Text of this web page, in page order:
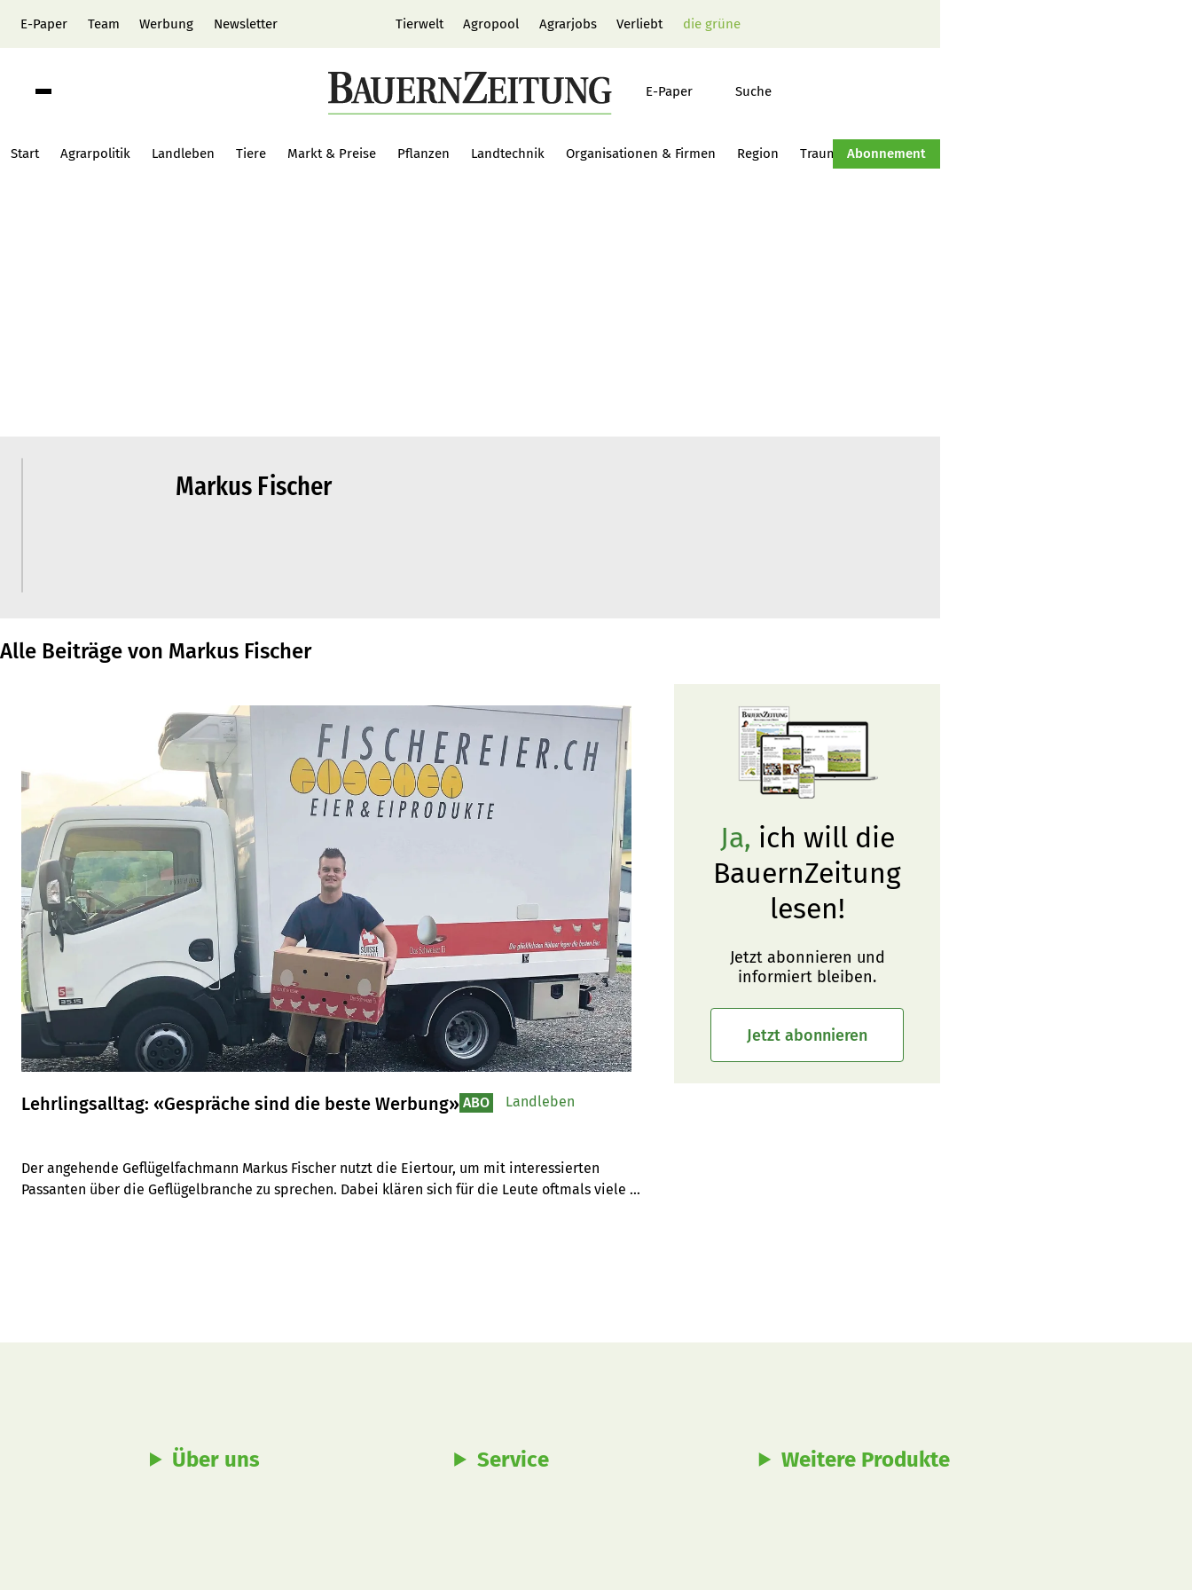
E-Paper Team Werbung Newsletter Tierwelt Agropool Agrarjobs Verliebt die grüne
E-Paper Suche
Start Agrarpolitik Landleben Tiere Markt & Preise Pflanzen Landtechnik Organisationen & Firmen Region Traumtraktor Hof-Management
Abonnement
Markus Fischer
Alle Beiträge von Markus Fischer
Lehrlingsalltag: «Gespräche sind die beste Werbung»
Der angehende Geflügelfachmann Markus Fischer nutzt die Eiertour, um mit interessierten
Passanten über die Geflügelbranche zu sprechen. Dabei klären sich für die Leute oftmals viele
ABO Landleben
Ja, ich will die
BauernZeitung
lesen!
Jetzt abonnieren und
informiert bleiben.
Jetzt abonnieren
Über uns Service Weitere Produkte